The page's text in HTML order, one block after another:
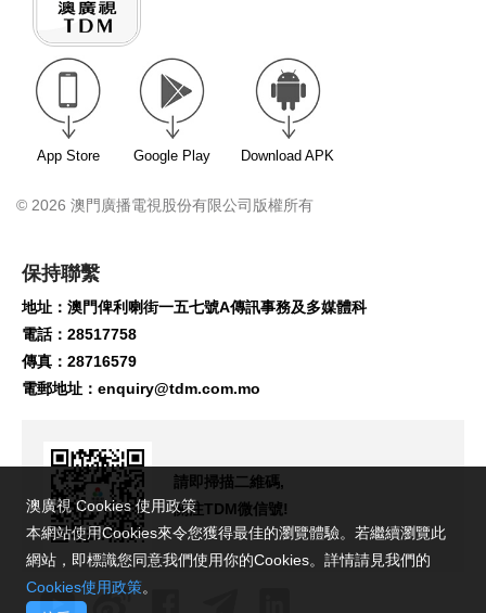
App Store Google Play Download APK
© 2026 澳門廣播電視股份有限公司版權所有
保持聯繫
地址：澳門俾利喇街一五七號A傳訊事務及多媒體科
電話：28517758
傳真：28716579
電郵地址： enquiry@tdm.com.mo
請即掃描二維碼,
關注TDM微信號!
澳廣視 Cookies 使用政策
本網站使用Cookies來令您獲得最佳的瀏覽體驗。若繼續瀏覽此
網站，即標識您同意我們使用你的Cookies。詳情請見我們的
Cookies使用政策。